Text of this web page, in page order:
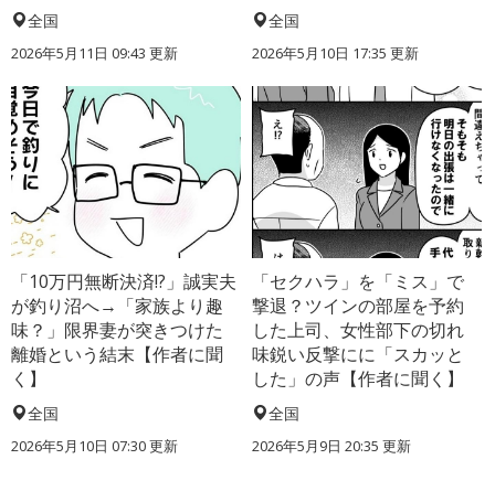
全国
2026年5月11日 09:43 更新
全国
2026年5月10日 17:35 更新
「10万円無断決済!?」誠実夫
が釣り沼へ→「家族より趣
味？」限界妻が突きつけた
離婚という結末【作者に聞
く】
全国
2026年5月10日 07:30 更新
「セクハラ」を「ミス」で
撃退？ツインの部屋を予約
した上司、女性部下の切れ
味鋭い反撃にに「スカッと
した」の声【作者に聞く】
全国
2026年5月9日 20:35 更新